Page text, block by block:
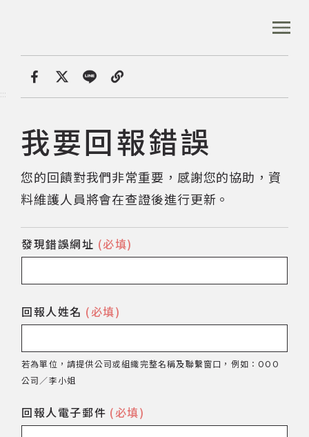
區
:::
首頁 我要回報錯誤
:::
我要回報錯誤
您的回饋對我們非常重要，感謝您的協助，資
料維護人員將會在查證後進行更新。
發現錯誤網址 (必填)
回報人姓名 (必填)
若為單位，請提供公司或組織完整名稱及聯繫窗口，例如：OOO
公司／李小姐
回報人電子郵件 (必填)
首頁
音樂資料庫
音樂人口述歷史
數位典藏
專文專區
關於資料庫
音樂空間